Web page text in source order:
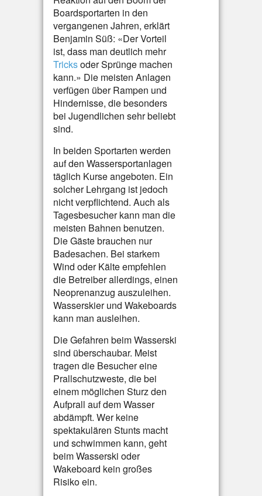
Boardsportarten in den
vergangenen Jahren, erklärt
Benjamin Süß: «Der Vorteil
ist, dass man deutlich mehr
Tricksoder Sprünge machen
kann.» Die meisten Anlagen
verfügen über Rampen und
Hindernisse, die besonders
bei Jugendlichen sehr beliebt
sind.
In beiden Sportarten werden
auf den Wassersportanlagen
täglich Kurse angeboten. Ein
solcher Lehrgang ist jedoch
nicht verpflichtend. Auch als
Tagesbesucher kann man die
meisten Bahnen benutzen.
Die Gäste brauchen nur
Badesachen. Bei starkem
Wind oder Kälte empfehlen
die Betreiber allerdings, einen
Neoprenanzug auszuleihen.
Wasserskier und Wakeboards
kann man ausleihen.
Die Gefahren beim Wasserski
sind überschaubar. Meist
tragen die Besucher eine
Prallschutzweste, die bei
einem möglichen Sturz den
Aufprall auf dem Wasser
abdämpft. Wer keine
spektakulären Stunts macht
und schwimmen kann, geht
beim Wasserski oder
Wakeboard kein großes
Risiko ein.